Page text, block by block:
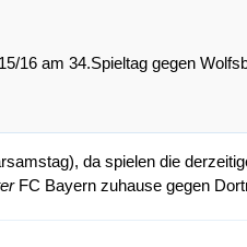
16 am 34.Spieltag gegen
da spielen die
FC Bayern zuhause gegen